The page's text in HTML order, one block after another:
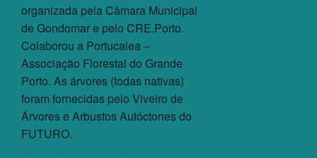
organizada pela Câmara Municipal
de Gondomar e pelo CRE.Porto.
Colaborou a Portucalea –
Associação Florestal do Grande
Porto. As árvores (todas nativas)
foram fornecidas pelo Viveiro de
Árvores e Arbustos Autóctones do
FUTURO.